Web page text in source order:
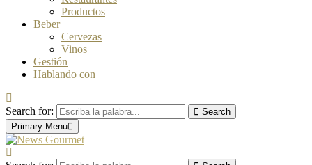
Productos
Beber
Cervezas
Vinos
Gestión
Hablando con
Search for:
Search
Primary Menu